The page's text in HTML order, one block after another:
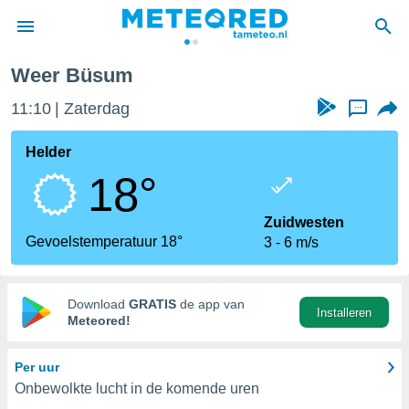
door
verstrekte
hoge
hebt de
voor
op basis
Weer Büsum
11:10 Zaterdag ...
Helder
18°
Gevoelstemperatuur 18°
Zuidwesten
3
6 m/s
Download GRATIS de app van
Meteored!
Installeren
Per uur
Onbewolkte lucht in de komende uren